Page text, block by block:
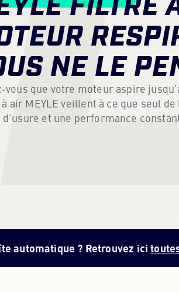
FILTRE
NE LE
vous que votre moteur aspire
air MEYLE veillent à ce que seul
d’usure et une performance
automatique ? Retrouvez ici